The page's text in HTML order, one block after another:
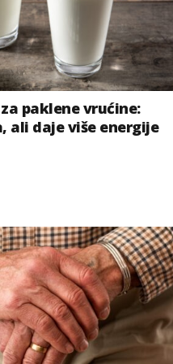
paklene vrućine:
ali daje više energije
Energetski
niskog